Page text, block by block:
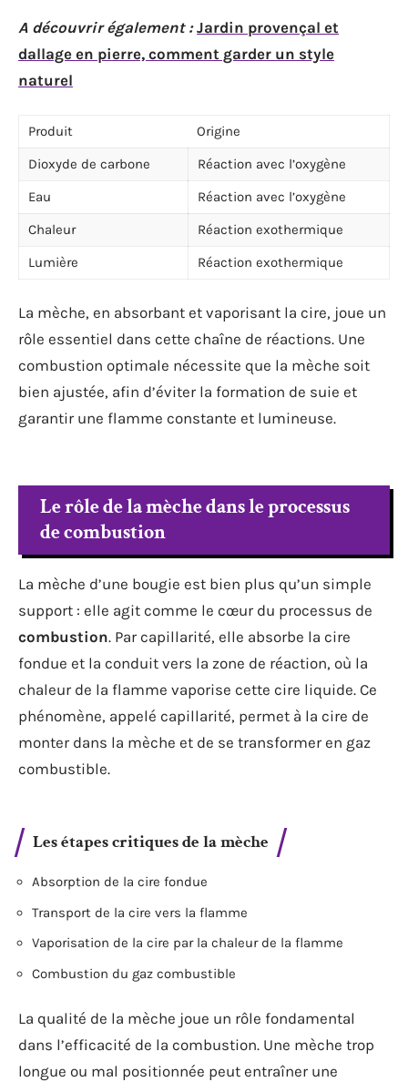
A découvrir également : Jardin provençal et
dallage en pierre, comment garder un style
naturel
Produit
Origine
Dioxyde de carbone
Réaction avec l’oxygène
Eau
Réaction avec l’oxygène
Chaleur
Réaction exothermique
Lumière
Réaction exothermique
La mèche, en absorbant et vaporisant la cire, joue un
rôle essentiel dans cette chaîne de réactions. Une
combustion optimale nécessite que la mèche soit
bien ajustée, afin d’éviter la formation de suie et
garantir une flamme constante et lumineuse.
Le rôle de la mèche dans le processus
de combustion
La mèche d’une bougie est bien plus qu’un simple
support : elle agit comme le cœur du processus de
combustion. Par capillarité, elle absorbe la cire
fondue et la conduit vers la zone de réaction, où la
chaleur de la flamme vaporise cette cire liquide. Ce
phénomène, appelé capillarité, permet à la cire de
monter dans la mèche et de se transformer en gaz
combustible.
Les étapes critiques de la mèche
Absorption de la cire fondue
Transport de la cire vers la flamme
Vaporisation de la cire par la chaleur de la flamme
Combustion du gaz combustible
La qualité de la mèche joue un rôle fondamental
dans l’efficacité de la combustion. Une mèche trop
longue ou mal positionnée peut entraîner une